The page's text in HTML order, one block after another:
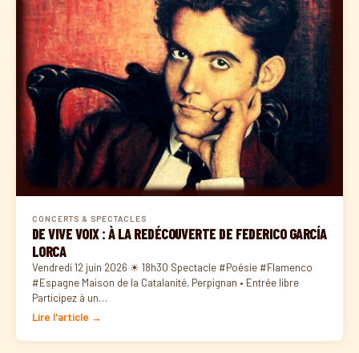
CONCERTS & SPECTACLES
DE VIVE VOIX : À LA REDÉCOUVERTE DE FEDERICO GARCÍA
LORCA
Vendredi 12 juin 2026 ☀ 18h30 Spectacle #Poésie #Flamenco
#Espagne Maison de la Catalanité, Perpignan • Entrée libre
Participez à un…
Lire l'article →